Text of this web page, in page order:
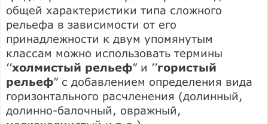
общей характеристики типа сложного
рельефа в зависимости от его
принадлежности к двум упомянутым
классам можно использовать термины
’’холмистый рельеф” и ’’гористый
рельеф” с добавлением определения вида
горизонтального расчленения (долинный,
долинно-балочный, овражный,